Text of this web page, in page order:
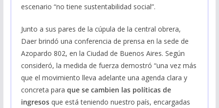
escenario “no tiene sustentabilidad social”.
Junto a sus pares de la cúpula de la central obrera,
Daer brindó una conferencia de prensa en la sede de
Azopardo 802, en la Ciudad de Buenos Aires. Según
consideró, la medida de fuerza demostró “una vez más
que el movimiento lleva adelante una agenda clara y
concreta para que se cambien las políticas de
ingresosque está teniendo nuestro país, encargadas